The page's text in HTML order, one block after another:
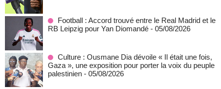
Football : Accord trouvé entre le Real Madrid et le
RB Leipzig pour Yan Diomandé - 05/08/2026
Culture : Ousmane Dia dévoile « Il était une fois,
Gaza », une exposition pour porter la voix du peuple
palestinien - 05/08/2026